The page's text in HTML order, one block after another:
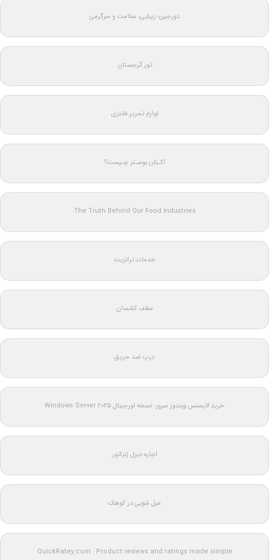
دورجین؛ زیبایی، سلامت و سرگرمی
تور گرجستان
لوازم تحریر فانتزی
اکـتان بوسـتر چـیست؟
The Truth Behind Our Food Industries
خدمات ترانزیت
سقف کشسان
درب ضد حریق
خرید لایسنس ویندوز سرور: نسخه اورجینال Windows Server 2025
اجاره دیزل ژنراتور
مبل شویی در کوهک
QuickRatey.com : Product reviews and ratings made simple